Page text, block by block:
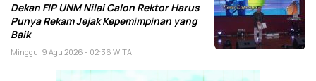
Dekan FIP UNM Nilai Calon Rektor Harus
Punya Rekam Jejak Kepemimpinan yang
Baik
Minggu, 9 Agu 2026 - 02:36 WITA